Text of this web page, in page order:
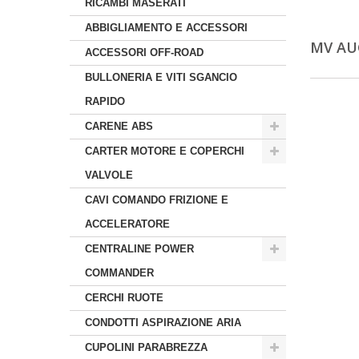
RICAMBI MASERATI
ABBIGLIAMENTO E ACCESSORI
ACCESSORI OFF-ROAD
BULLONERIA E VITI SGANCIO
RAPIDO
CARENE ABS
CARTER MOTORE E COPERCHI
VALVOLE
CAVI COMANDO FRIZIONE E
ACCELERATORE
CENTRALINE POWER
COMMANDER
CERCHI RUOTE
CONDOTTI ASPIRAZIONE ARIA
CUPOLINI PARABREZZA
MV